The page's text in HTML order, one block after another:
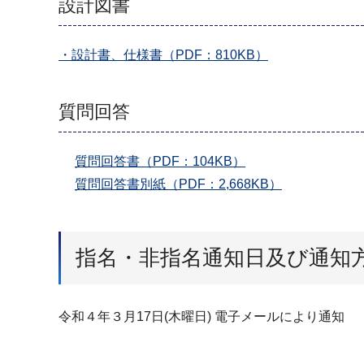
設計図書
・設計書、仕様書（PDF：810KB）
質問回答
質問回答書（PDF：104KB）
質問回答書別紙（PDF：2,668KB）
指名・非指名通知日及び通知
令和４年３月17日(木曜日) 電子メールにより通知